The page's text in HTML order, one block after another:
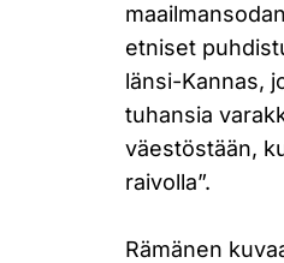
etniset
länsi-Kannas,
tuhansia
väestöstään,
raivolla”.
Rämänen